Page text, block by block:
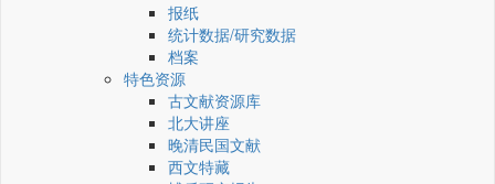
报纸
统计数据/研究数据
档案
特色资源
古文献资源库
北大讲座
晚清民国文献
西文特藏